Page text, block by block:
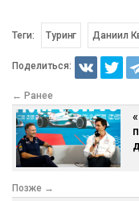
Теги: Туринг Даниил
Поделиться:
← Ранее
Позже →